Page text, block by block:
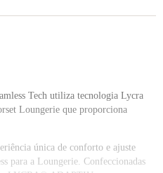
Tech utiliza tecnologia Lycra
Loungerie que proporciona
única de conforto e ajuste
para a Loungerie. Confeccionadas